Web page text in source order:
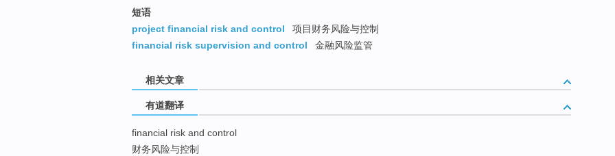
短语
project financial risk and control
项目财务风险与控制
financial risk supervision and control
金融风险监管
相关文章
有道翻译
financial risk and control
财务风险与控制